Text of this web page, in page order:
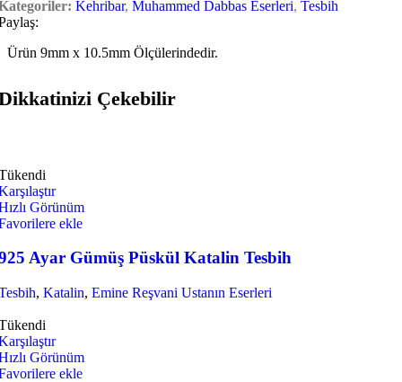
Kehribar, Muhammed Dabbas Eserleri, Tesbih
Ürün 9mm x 10.5mm Ölçülerindedir.
Çekebilir
Görünüm
ekle
Ayar Gümüş Püskül Katalin Tesbih
, Katalin, Emine Reşvani Ustanın Eserleri
Görünüm
ekle